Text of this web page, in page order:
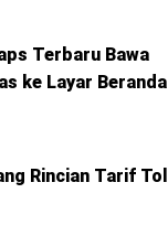
Terbaru Bawa
ke Layar Beranda
Rincian Tarif Tol